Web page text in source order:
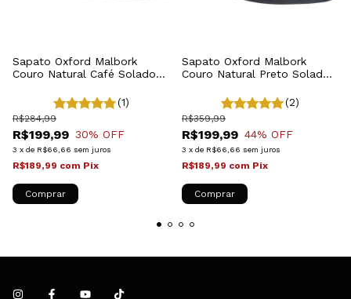
Sapato Oxford Malbork
Couro Natural Café Solado
(1)
R$199,99
R$284,99
30% OFF
3 x de R$66,66 sem juros
R$189,99 com Pix
Comprar
Sapato Oxford Malbork
Couro Natural Preto Solado
(2)
R$199,99
R$359,99
44% OFF
3 x de R$66,66 sem juros
R$189,99 com Pix
Comprar